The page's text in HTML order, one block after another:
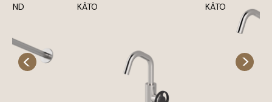
UND
KÀTO KÀTO